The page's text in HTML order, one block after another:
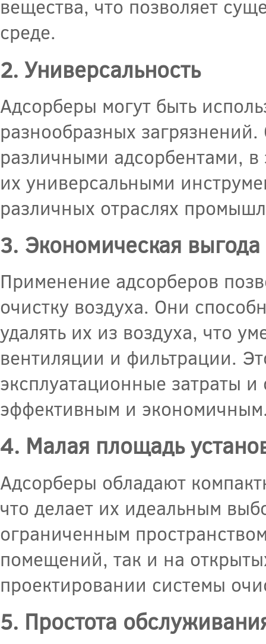
вещества, что позволяет
среде.
2. Универсальность
Адсорберы могут быть
разнообразных
различными адсорбентами, в
их универсальными
различных отраслях
3. Экономическая выгода
Применение адсорберов
очистку воздуха. Они
удалять их из воздуха, что
вентиляции и фильтрации.
эксплуатационные затраты и
эффективным и
4. Малая площадь
Адсорберы обладают
что делает их идеальным
ограниченным
помещений, так и на
проектировании системы
5. Простота